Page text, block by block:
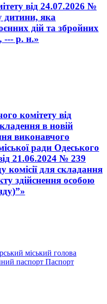
від 24.07.2026 №
дитини, яка
дій та збройних
--- р. н.»
комітету від
в новій
виконавчого
ради Одеського
21.06.2024 № 239
комісії для складання
здійснення особою
міський голова
паспорт Паспорт